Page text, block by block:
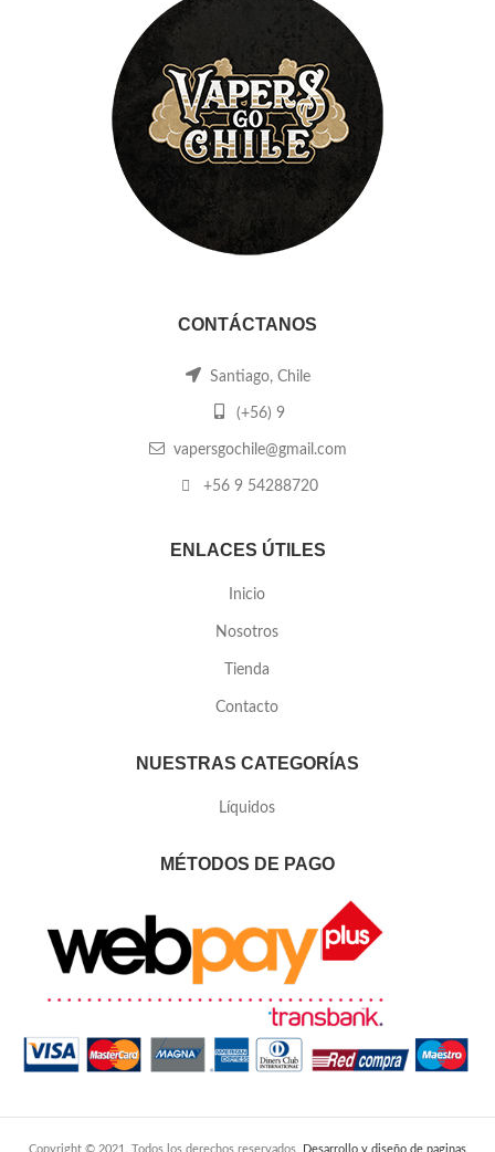
CONTÁCTANOS
Santiago, Chile
(+56) 9
vapersgochile@gmail.com
+56 9 54288720
ENLACES ÚTILES
Inicio
Nosotros
Tienda
Contacto
NUESTRAS CATEGORÍAS
Líquidos
MÉTODOS DE PAGO
Copyright © 2021. Todos los derechos reservados. Desarrollo y diseño de paginas